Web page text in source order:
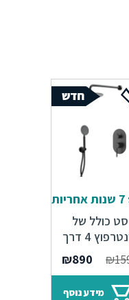
7 שנות אחריות
סט כולל של
אינטרפוץ 4 דרך
שחור₪
המחיר
המקורי
היה:
₪890
הנוכחי
מידע נוסף